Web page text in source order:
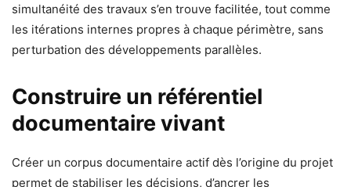
simultanéité des travaux s’en trouve facilitée, tout comme
les itérations internes propres à chaque périmètre, sans
perturbation des développements parallèles.
Construire un référentiel
documentaire vivant
Créer un corpus documentaire actif dès l’origine du projet
permet de stabiliser les décisions, d’ancrer les